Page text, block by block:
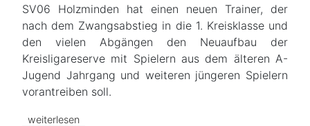
SV06 Holzminden hat einen neuen Trainer, der
nach dem Zwangsabstieg in die 1. Kreisklasse und
den vielen Abgängen den Neuaufbau der
Kreisligareserve mit Spielern aus dem älteren A-
Jugend Jahrgang und weiteren jüngeren Spielern
vorantreiben soll.
weiterlesen